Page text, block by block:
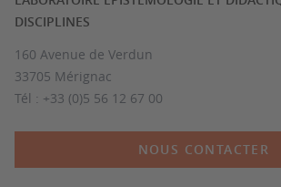
DISCIPLINES
160 Avenue de Verdun
33705 Mérignac
Tél : +33 (0)5 56 12 67 00
NOUS CONTACTER